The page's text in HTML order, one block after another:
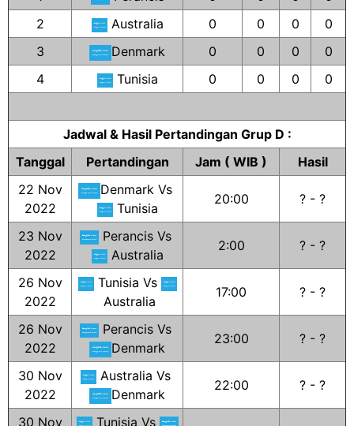
2
Australia 0 0 0
0
3
Denmark 0 0 0
0
4
Tunisia 0 0 0 0
Jadwal & Hasil Pertandingan Grup D :
Tanggal
Pertandingan Jam ( WIB )
Hasil
22 Nov
2022
Denmark Vs
Tunisia
20:00 ? - ?
23 Nov
2022
Perancis Vs
Australia
2:00 ? - ?
26 Nov
2022
Tunisia Vs
Australia
17:00 ? - ?
26 Nov
2022
Perancis Vs
Denmark
23:00 ? - ?
30 Nov
2022
Australia Vs
Denmark
22:00 ? - ?
30 Nov
Tunisia Vs